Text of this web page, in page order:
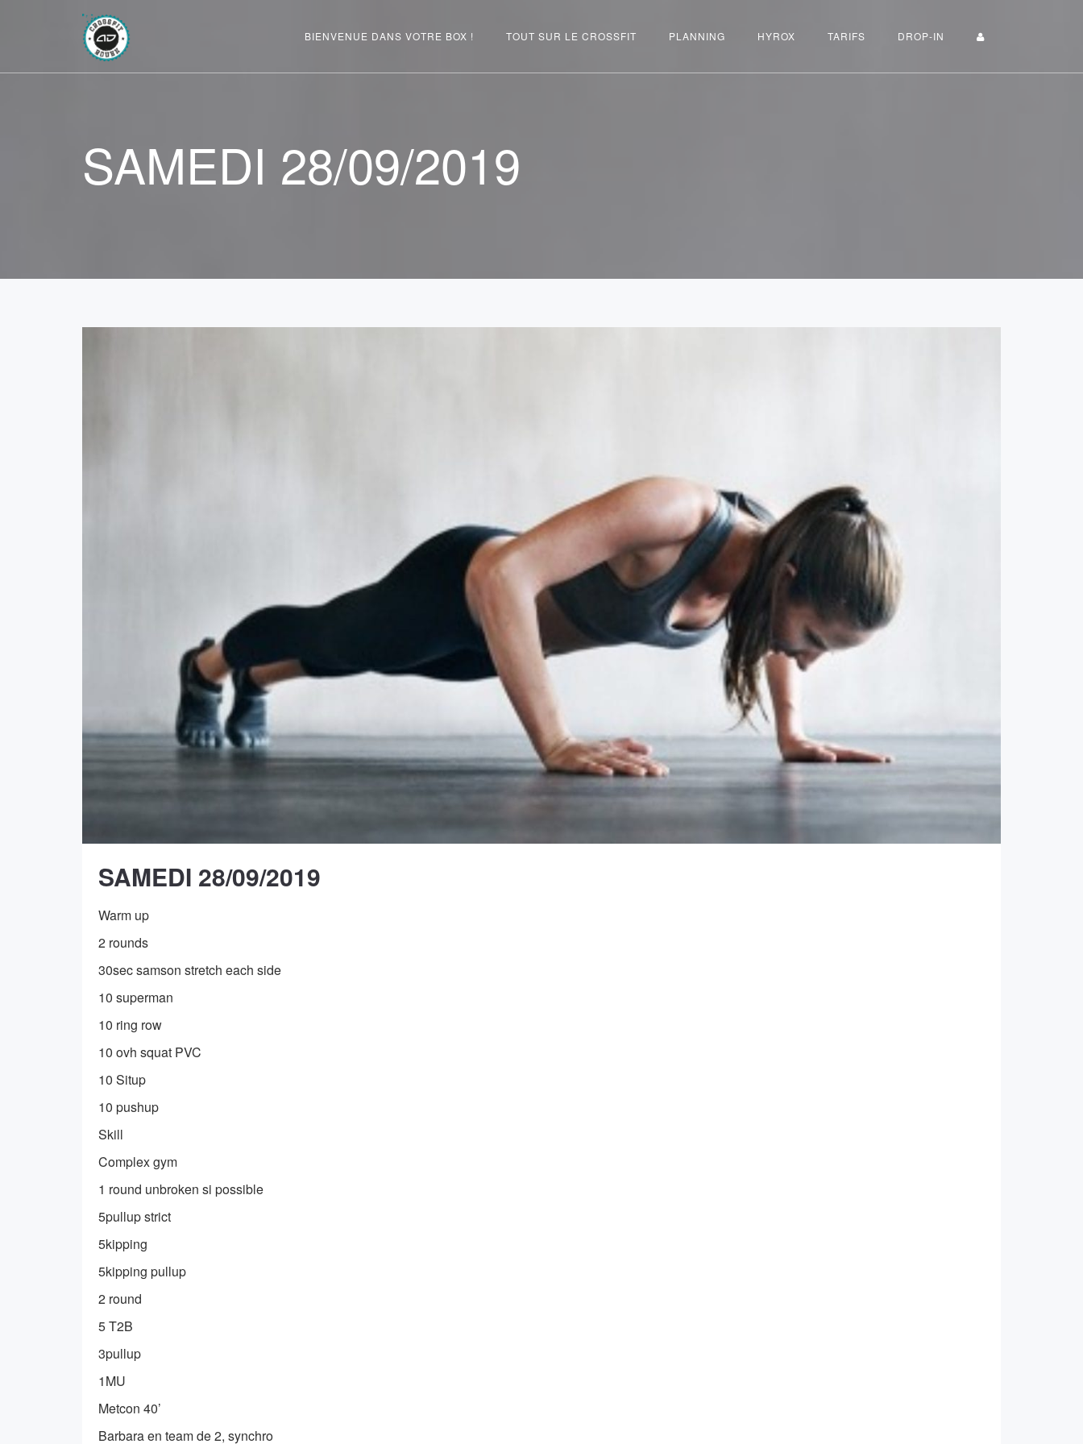
BIENVENUE DANS VOTRE BOX ! TOUT SUR LE CROSSFIT PLANNING HYROX TARIFS DROP-IN
SAMEDI 28/09/2019
SAMEDI 28/09/2019
Warm up
2 rounds
30sec samson stretch each side
10 superman
10 ring row
10 ovh squat PVC
10 Situp
10 pushup
Skill
Complex gym
1 round unbroken si possible
5pullup strict
5kipping
5kipping pullup
2 round
5 T2B
3pullup
1MU
Metcon 40’
Barbara en team de 2, synchro